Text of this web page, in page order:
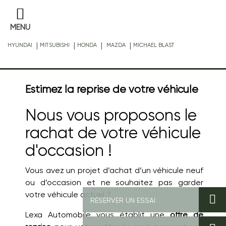
MENU
HYUNDAI | MITSUBISHI | HONDA | MAZDA | MICHAEL BLAST
Estimez la reprise de votre véhicule
Nous vous proposons le
rachat de votre véhicule
d'occasion !
Vous avez un projet d’achat d’un véhicule neuf
ou d’occasion et ne souhaitez pas garder
votre véhicule actuel ?
Lexa Automobile vous établit uneoffre de
RÉSERVER UN ESSAI